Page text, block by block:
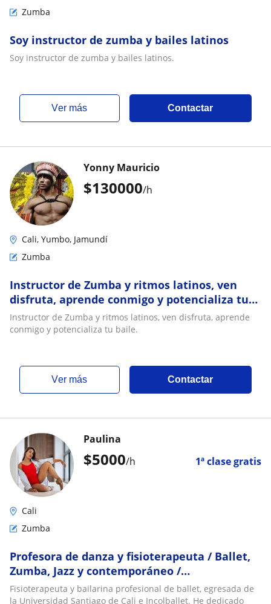
Zumba
Soy instructor de zumba y bailes latinos
Soy instructor de zumba y bailes latinos.
ver más Contactar
$130000/h
Yonny Mauricio
Cali, Yumbo, Jamundí
Zumba
Instructor de Zumba y ritmos latinos, ven
disfruta, aprende conmigo y potencializa tu
baile
Instructor de Zumba y ritmos latinos, ven disfruta, aprende
conmigo y potencializa tu baile.
ver más Contactar
$5000/h 1ª clase gratis
Paulina
Cali
Zumba
Profesora de danza y fisioterapeuta / Ballet,
Zumba, Jazz y contemporáneo /
Rehabilitación física, masaje y flexibilidad
Fisioterapeuta y bailarina profesional de ballet, egresada de
la Universidad Santiago de Cali e Incolballet. He dedicado